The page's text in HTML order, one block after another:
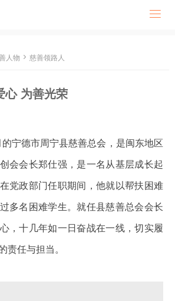

人物  慈善领路人
心 为善光荣
宁德市周宁县慈善总会，是闽东地区
会会长郑仕强，是一名从基层成长起
党政部门任职期间，他就以帮扶困难
多名困难学生。就任县慈善总会会长
，十几年如一日奋战在一线，切实履
责任与担当。